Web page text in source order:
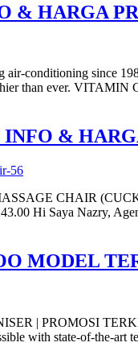
& HARGA
conditioning since
than ever.
INFO &
CHAIR
Hi Saya Nazry,
MODEL
| PROMOSI
with state-of-the-